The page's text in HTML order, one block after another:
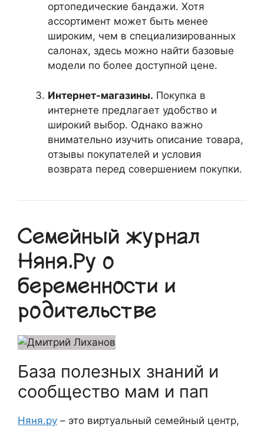
ортопедические бандажи. Хотя
ассортимент может быть менее
широким, чем в специализированных
салонах, здесь можно найти базовые
модели по более доступной цене.
Интернет-магазины. Покупка в
интернете предлагает удобство и
широкий выбор. Однако важно
внимательно изучить описание товара,
отзывы покупателей и условия
возврата перед совершением покупки.
Семейный журнал
Няня.Ру о
беременности и
родительстве
База полезных знаний и
сообщество мам и пап
Няня.ру – это виртуальный семейный центр,